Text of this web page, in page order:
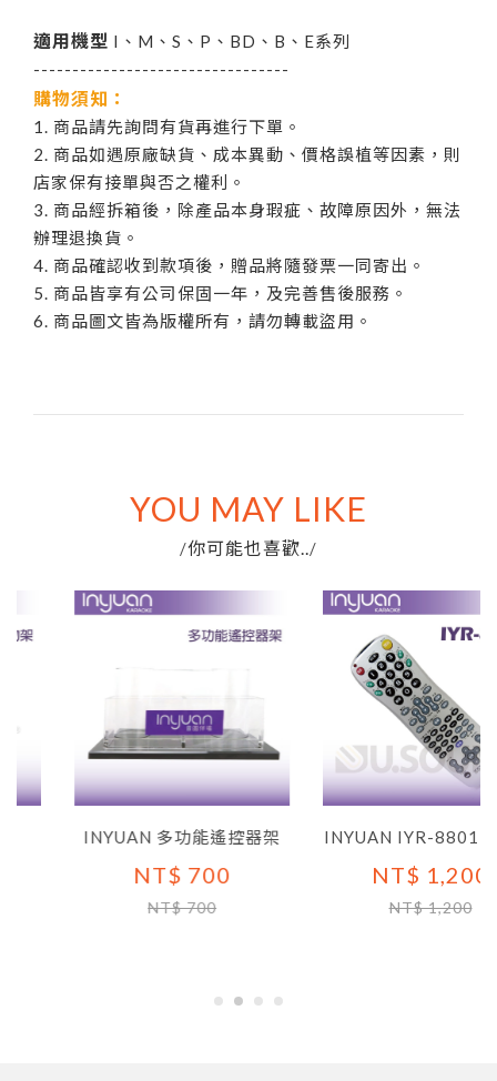
適用機型 I、M、S、P、BD、B、E系列
---------------------------------
購物須知：
1. 商品請先詢問有貨再進行下單。
2. 商品如遇原廠缺貨、成本異動、價格誤植等因素，則
店家保有接單與否之權利。
3. 商品經拆箱後，除產品本身瑕疵、故障原因外，無法
辦理退換貨。
4. 商品確認收到款項後，贈品將隨發票一同寄出。
5. 商品皆享有公司保固一年，及完善售後服務。
6. 商品圖文皆為版權所有，請勿轉載盜用。
YOU MAY LIKE
/你可能也喜歡../
INYUAN 多功能遙控器架
NT$ 700
NT$ 700
INYUAN IYR-8801 遙控
NT$ 1,200
NT$ 1,200